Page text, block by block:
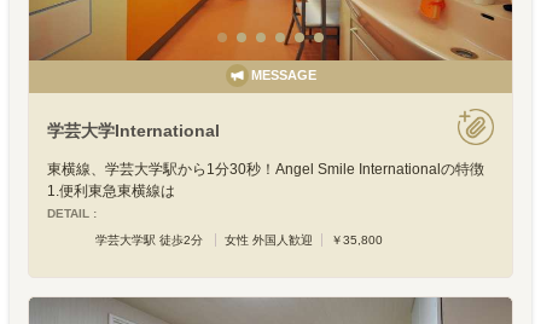
MESSAGE
学芸大学International
東横線、学芸大学駅から1分30秒！Angel Smile Internationalの特徴
1.便利東急東横線は
DETAIL :
学芸大学駅 徒歩2分
女性 外国人歓迎 ￥35,800